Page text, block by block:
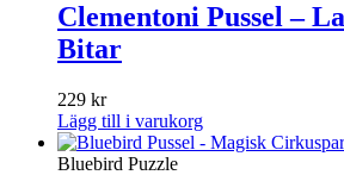
Clementoni Pussel –
Bitar
229 kr
Lägg till i varukorg
Bluebird Puzzle